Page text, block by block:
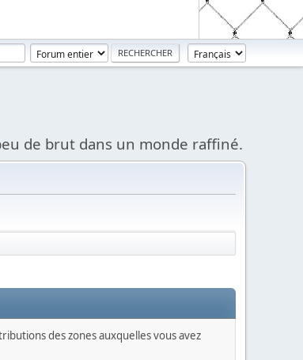
de brut dans un monde raffiné.
des zones auxquelles vous avez